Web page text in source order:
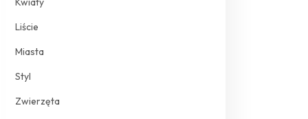
Liście
Miasta
Styl
Zwierzęta